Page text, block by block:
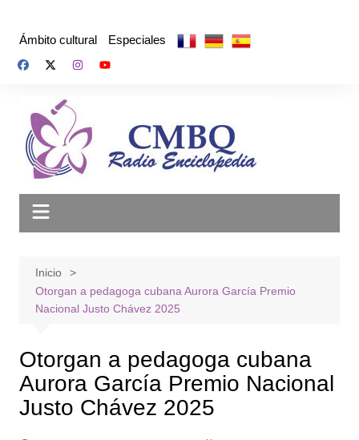
Ámbito cultural Especiales
Inicio
Otorgan a pedagoga cubana Aurora García Premio
Nacional Justo Chávez 2025
Otorgan a pedagoga cubana
Aurora García Premio Nacional
Justo Chávez 2025